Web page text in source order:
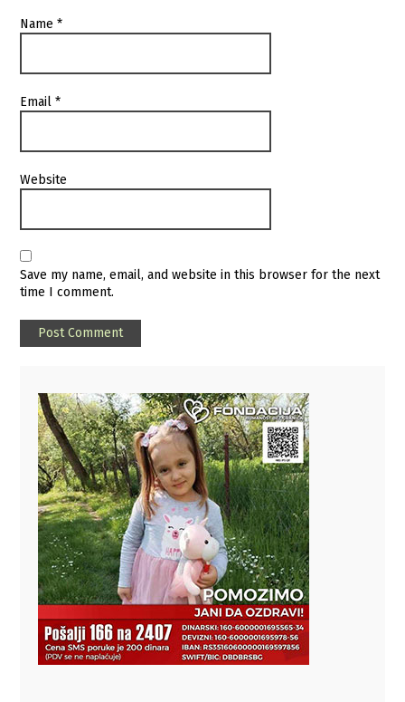
Name*
Email*
Website
Save my name, email, and website in this browser for the next
time I comment.